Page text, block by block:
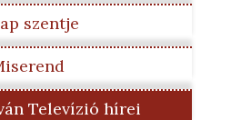
szentje
Televízió hírei